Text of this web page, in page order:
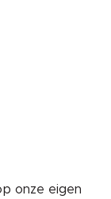
onze eigen